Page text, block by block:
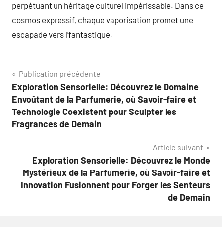
perpétuant un héritage culturel impérissable. Dans ce
cosmos expressif, chaque vaporisation promet une
escapade vers l’fantastique.
Navigation
de
l’article
Publication précédente
Exploration Sensorielle: Découvrez le Domaine
Envoûtant de la Parfumerie, où Savoir-faire et
Technologie Coexistent pour Sculpter les
Fragrances de Demain
Article suivant
Exploration Sensorielle: Découvrez le Monde
Mystérieux de la Parfumerie, où Savoir-faire et
Innovation Fusionnent pour Forger les Senteurs
de Demain